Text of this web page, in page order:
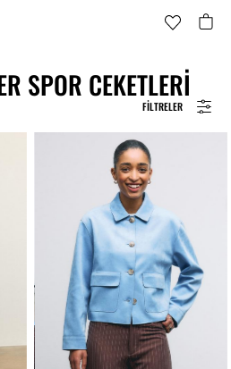
FILTRELER
SPOR CEKETLERI